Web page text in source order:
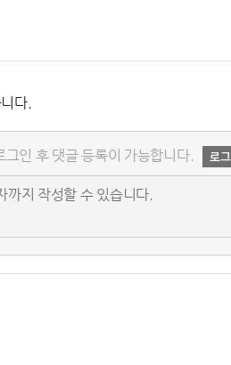
다.
그인 후 댓글 등록이 가능합니다.